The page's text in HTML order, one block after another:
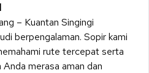
– Kuantan Singingi
berpengalaman. Sopir kami
rute tercepat serta
merasa aman dan